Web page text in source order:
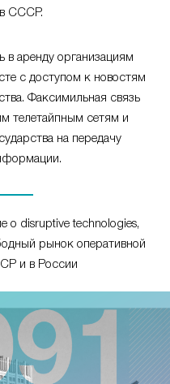
в СССР.
в аренду организациям
с доступом к новостям
Факсимильная связь
телетайпным сетям и
на передачу
о disruptive technologies,
рынок оперативной
и в России